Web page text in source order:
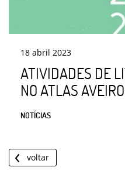
18 abril 2023
ATIVIDADES DE
NO ATLAS AVEIRO
NOTÍCIAS
voltar